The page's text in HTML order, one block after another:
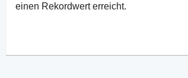
einen Rekordwert erreicht.